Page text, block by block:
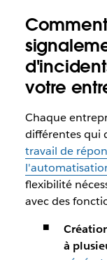
votre
Chaque
différentes qui
travail de
flexibilité
avec des
à